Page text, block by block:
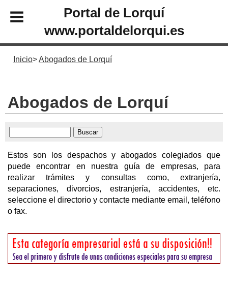
Portal de Lorquí
www.portaldelorqui.es
Inicio Abogados de Lorquí
Abogados de Lorquí
Estos son los despachos y abogados colegiados que
puede encontrar en nuestra guía de empresas, para
realizar trámites y consultas como, extranjería,
separaciones, divorcios, estranjería, accidentes, etc.
seleccione el directorio y contacte mediante email, teléfono
o fax.